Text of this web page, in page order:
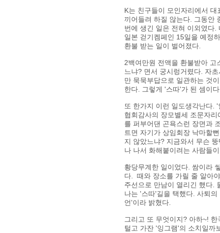
K는 친구들이 모인자리에서
끼어들려 하질 않는다. 그동안
번에 생긴 일은 전혀 이외였다
일본 걷기켐페인 15일을 예정
환불 받는 일이 벌어졌다.
2백여만원 전액을 환불받아
느냐? 면서 궁시렁거렸다. 자
만 묵묵부답으로 일관하는 것
한다. 그렇게 '스따'가 된 셈이
또 한가지 이런 일도생각난다.
협회감사의 장모별세 조문자
를 퍼부어댄 곤욕스런 장면과
트면 자기가 상임회장 낙마할
지 않았느냐? 지금와서 무슨
나 나서 화해붙이려는 사람들
황당무계한 일이었다. 쌈이라
다. 때와 장소를 가릴 줄 알아
주선으로 만남이 열리긴 했다.
나는 '스따'길을 택했다. 사퇴
언'이라 밝혔다.
그리고 또 무엇이지? 아하~!
털고 가잔 '잉그램'의 소치일까